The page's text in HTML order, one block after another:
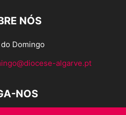
NÓS
Domingo
algarve.pt
NOS